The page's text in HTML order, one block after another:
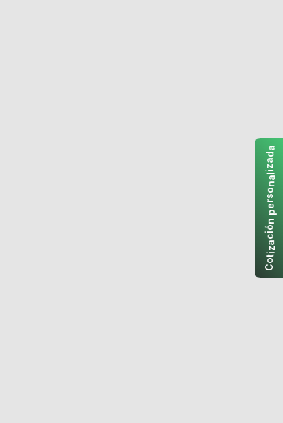
C
o
t
i
z
a
c
i
ó
n
p
e
r
s
o
n
a
l
i
z
a
d
a